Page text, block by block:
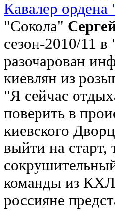
Кавалер ордена
"Сокола"
сезон-2010/11
разочарован
киевлян из
"Я сейчас
поверить в
киевского
выйти на старт,
команды из КХЛ
россияне